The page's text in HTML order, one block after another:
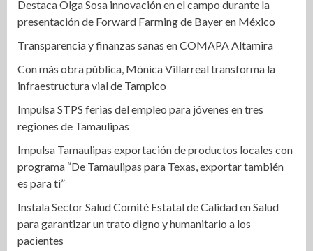
Destaca Olga Sosa innovación en el campo durante la
presentación de Forward Farming de Bayer en México
Transparencia y finanzas sanas en COMAPA Altamira
Con más obra pública, Mónica Villarreal transforma la
infraestructura vial de Tampico
Impulsa STPS ferias del empleo para jóvenes en tres
regiones de Tamaulipas
Impulsa Tamaulipas exportación de productos locales con
programa “De Tamaulipas para Texas, exportar también
es para ti”
Instala Sector Salud Comité Estatal de Calidad en Salud
para garantizar un trato digno y humanitario a los
pacientes